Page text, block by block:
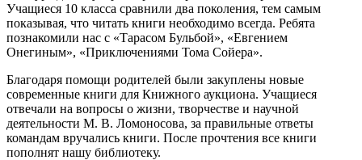
Учащиеся 10 класса сравнили два поколения, тем самым
показывая, что читать книги необходимо всегда. Ребята
познакомили нас с «Тарасом Бульбой», «Евгением
Онегиным», «Приключениями Тома Сойера».
Благодаря помощи родителей были закуплены новые
современные книги для Книжного аукциона. Учащиеся
отвечали на вопросы о жизни, творчестве и научной
деятельности М. В. Ломоносова, за правильные ответы
командам вручались книги. После прочтения все книги
пополнят нашу библиотеку.